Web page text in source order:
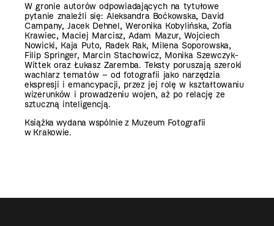
W gronie autorów odpowiadających na tytułowe
pytanie znaleźli się: Aleksandra Boćkowska, David
Campany, Jacek Dehnel, Weronika Kobylińska, Zofia
Krawiec, Maciej Marcisz, Adam Mazur, Wojciech
Nowicki, Kaja Puto, Radek Rak, Milena Soporowska,
Filip Springer, Marcin Stachowicz, Monika Szewczyk-
Wittek oraz Łukasz Zaremba. Teksty poruszają szeroki
wachlarz tematów – od fotografii jako narzędzia
ekspresji i emancypacji, przez jej rolę w kształtowaniu
wizerunków i prowadzeniu wojen, aż po relację ze
sztuczną inteligencją.
Książka wydana wspólnie z Muzeum Fotografii
w Krakowie.